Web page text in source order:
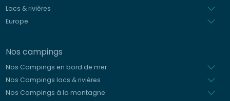
Lacs & rivières
Europe
Nos campings
Nos Campings en bord de mer
Nos Campings lacs & rivières
Nos Campings à la montagne